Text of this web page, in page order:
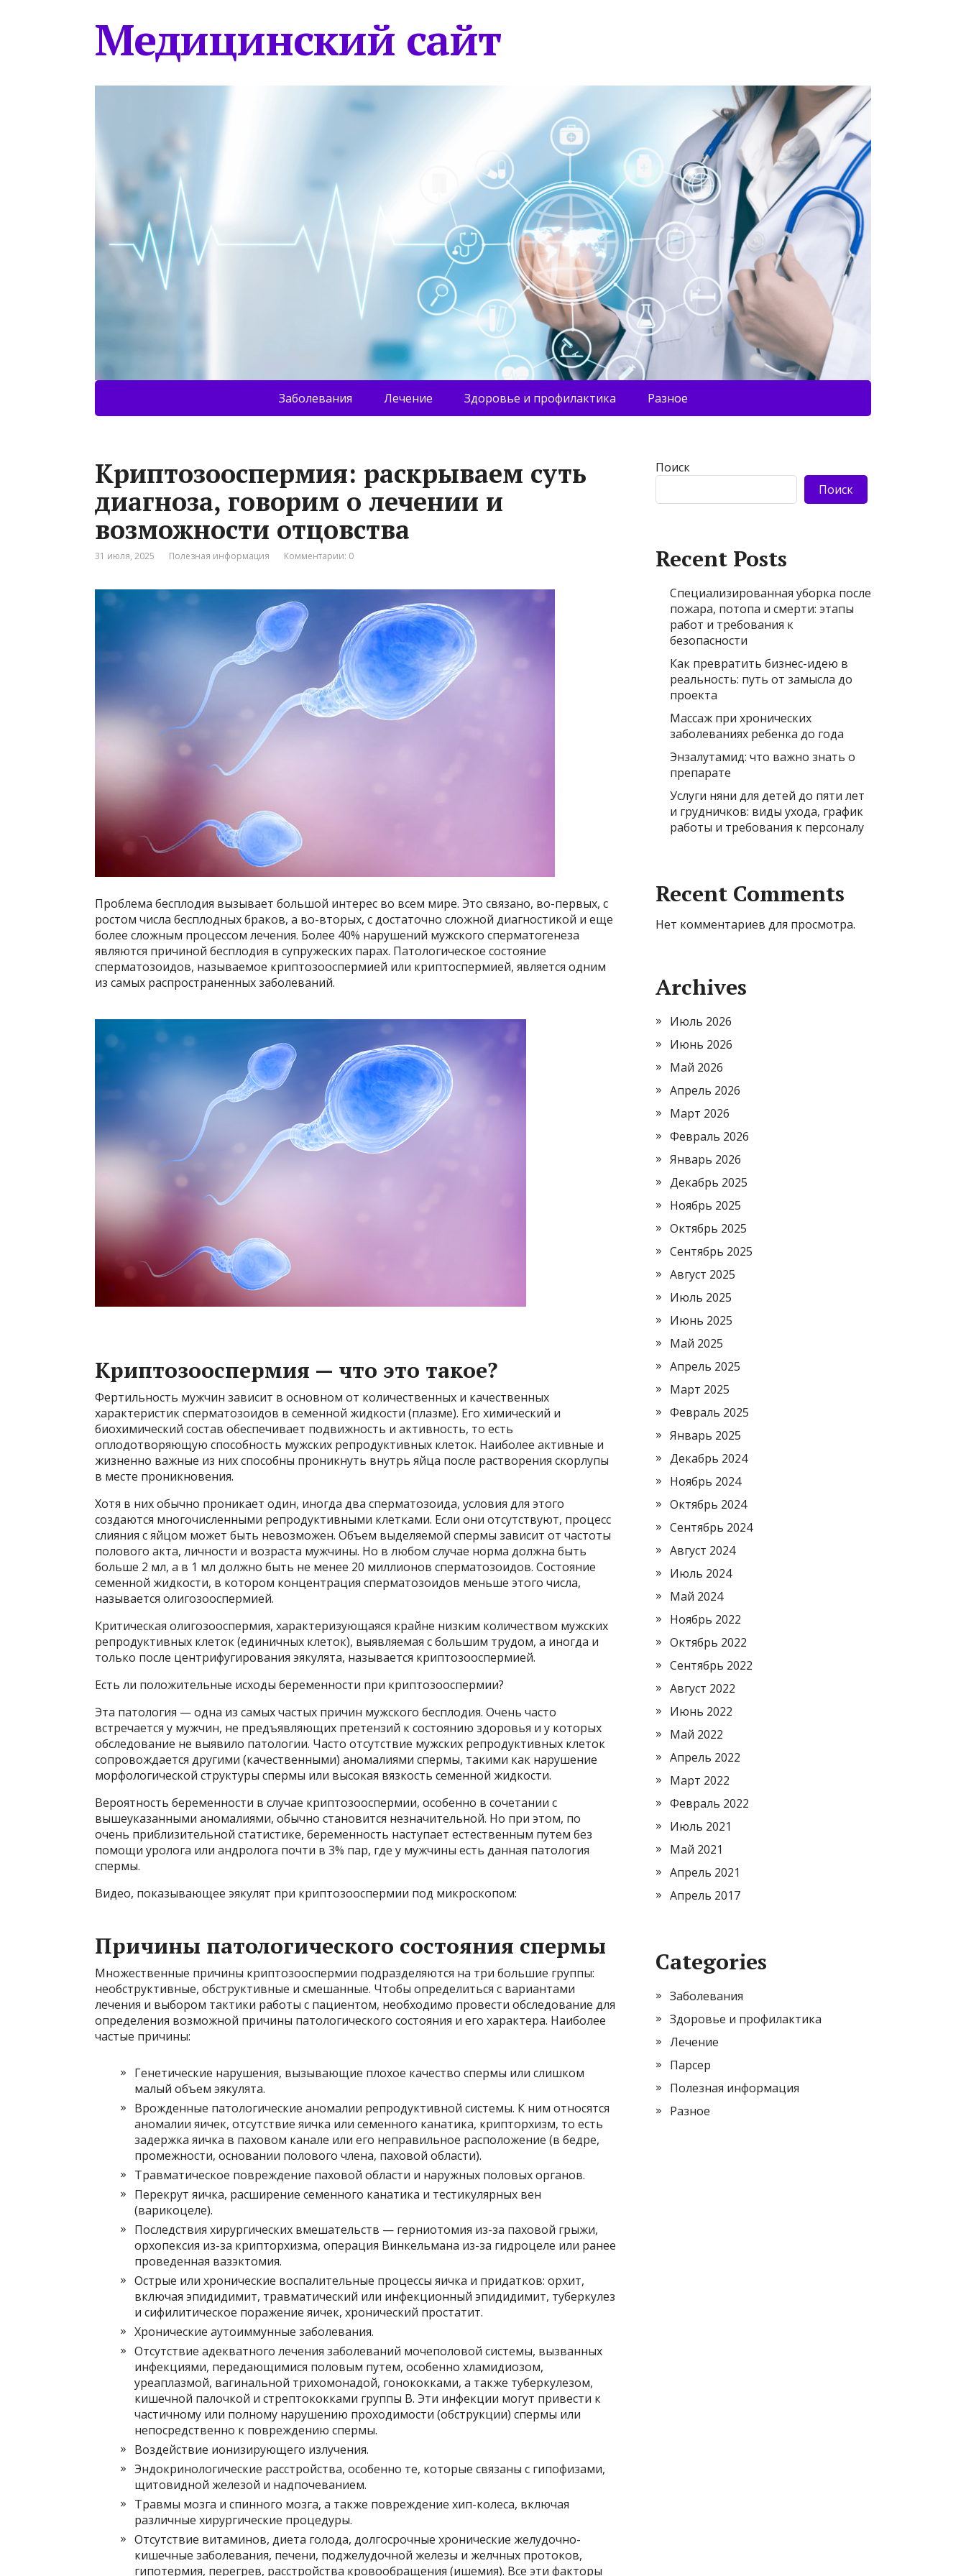
Медицинский сайт
Заболевания Лечение Здоровье и профилактика Разное
Криптозооспермия: раскрываем суть
диагноза, говорим о лечении и
возможности отцовства
31 июля, 2025 Полезная информация Комментарии: 0
Проблема бесплодия вызывает большой интерес во всем мире. Это связано, во-первых, с
ростом числа бесплодных браков, а во-вторых, с достаточно сложной диагностикой и еще
более сложным процессом лечения. Более 40% нарушений мужского сперматогенеза
являются причиной бесплодия в супружеских парах. Патологическое состояние
сперматозоидов, называемое криптозооспермией или криптоспермией, является одним
из самых распространенных заболеваний.
Криптозооспермия — что это такое?
Фертильность мужчин зависит в основном от количественных и качественных
характеристик сперматозоидов в семенной жидкости (плазме). Его химический и
биохимический состав обеспечивает подвижность и активность, то есть
оплодотворяющую способность мужских репродуктивных клеток. Наиболее активные и
жизненно важные из них способны проникнуть внутрь яйца после растворения скорлупы
в месте проникновения.
Хотя в них обычно проникает один, иногда два сперматозоида, условия для этого
создаются многочисленными репродуктивными клетками. Если они отсутствуют, процесс
слияния с яйцом может быть невозможен. Объем выделяемой спермы зависит от частоты
полового акта, личности и возраста мужчины. Но в любом случае норма должна быть
больше 2 мл, а в 1 мл должно быть не менее 20 миллионов сперматозоидов. Состояние
семенной жидкости, в котором концентрация сперматозоидов меньше этого числа,
называется олигозооспермией.
Критическая олигозооспермия, характеризующаяся крайне низким количеством мужских
репродуктивных клеток (единичных клеток), выявляемая с большим трудом, а иногда и
только после центрифугирования эякулята, называется криптозооспермией.
Есть ли положительные исходы беременности при криптозооспермии?
Эта патология — одна из самых частых причин мужского бесплодия. Очень часто
встречается у мужчин, не предъявляющих претензий к состоянию здоровья и у которых
обследование не выявило патологии. Часто отсутствие мужских репродуктивных клеток
сопровождается другими (качественными) аномалиями спермы, такими как нарушение
морфологической структуры спермы или высокая вязкость семенной жидкости.
Вероятность беременности в случае криптозооспермии, особенно в сочетании с
вышеуказанными аномалиями, обычно становится незначительной. Но при этом, по
очень приблизительной статистике, беременность наступает естественным путем без
помощи уролога или андролога почти в 3% пар, где у мужчины есть данная патология
спермы.
Видео, показывающее эякулят при криптозооспермии под микроскопом:
Причины патологического состояния спермы
Множественные причины криптозооспермии подразделяются на три большие группы:
необструктивные, обструктивные и смешанные. Чтобы определиться с вариантами
лечения и выбором тактики работы с пациентом, необходимо провести обследование для
определения возможной причины патологического состояния и его характера. Наиболее
частые причины:
Генетические нарушения, вызывающие плохое качество спермы или слишком
малый объем эякулята.
Врожденные патологические аномалии репродуктивной системы. К ним относятся
аномалии яичек, отсутствие яичка или семенного канатика, крипторхизм, то есть
задержка яичка в паховом канале или его неправильное расположение (в бедре,
промежности, основании полового члена, паховой области).
Травматическое повреждение паховой области и наружных половых органов.
Перекрут яичка, расширение семенного канатика и тестикулярных вен
(варикоцеле).
Последствия хирургических вмешательств — герниотомия из-за паховой грыжи,
орхопексия из-за крипторхизма, операция Винкельмана из-за гидроцеле или ранее
проведенная вазэктомия.
Острые или хронические воспалительные процессы яичка и придатков: орхит,
включая эпидидимит, травматический или инфекционный эпидидимит, туберкулез
и сифилитическое поражение яичек, хронический простатит.
Хронические аутоиммунные заболевания.
Отсутствие адекватного лечения заболеваний мочеполовой системы, вызванных
инфекциями, передающимися половым путем, особенно хламидиозом,
уреаплазмой, вагинальной трихомонадой, гонококками, а также туберкулезом,
кишечной палочкой и стрептококками группы В. Эти инфекции могут привести к
частичному или полному нарушению проходимости (обструкции) спермы или
непосредственно к повреждению спермы.
Воздействие ионизирующего излучения.
Эндокринологические расстройства, особенно те, которые связаны с гипофизами,
щитовидной железой и надпочеванием.
Травмы мозга и спинного мозга, а также повреждение хип-колеса, включая
различные хирургические процедуры.
Отсутствие витаминов, диета голода, долгосрочные хронические желудочно-
кишечные заболевания, печени, поджелудочной железы и желчных протоков,
гипотермия, перегрев, расстройства кровообращения (ишемия). Все эти факторы
Поиск
Поиск
Recent Posts
Специализированная уборка после
пожара, потопа и смерти: этапы
работ и требования к
безопасности
Как превратить бизнес-идею в
реальность: путь от замысла до
проекта
Массаж при хронических
заболеваниях ребенка до года
Энзалутамид: что важно знать о
препарате
Услуги няни для детей до пяти лет
и грудничков: виды ухода, график
работы и требования к персоналу
Recent Comments
Нет комментариев для просмотра.
Archives
Июль 2026
Июнь 2026
Май 2026
Апрель 2026
Март 2026
Февраль 2026
Январь 2026
Декабрь 2025
Ноябрь 2025
Октябрь 2025
Сентябрь 2025
Август 2025
Июль 2025
Июнь 2025
Май 2025
Апрель 2025
Март 2025
Февраль 2025
Январь 2025
Декабрь 2024
Ноябрь 2024
Октябрь 2024
Сентябрь 2024
Август 2024
Июль 2024
Май 2024
Ноябрь 2022
Октябрь 2022
Сентябрь 2022
Август 2022
Июнь 2022
Май 2022
Апрель 2022
Март 2022
Февраль 2022
Июль 2021
Май 2021
Апрель 2021
Апрель 2017
Categories
Заболевания
Здоровье и профилактика
Лечение
Парсер
Полезная информация
Разное